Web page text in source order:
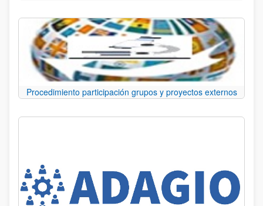
Procedimiento participación grupos y proyectos externos